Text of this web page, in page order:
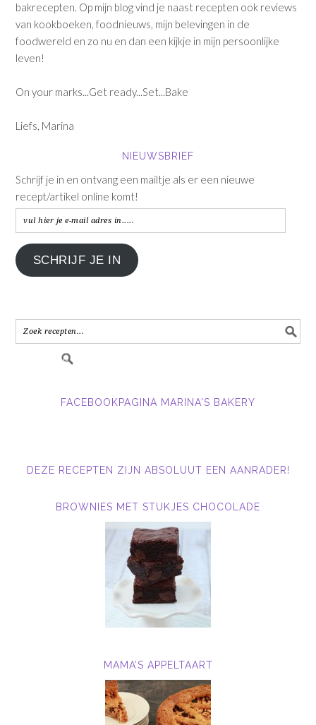
bakrecepten. Op mijn blog vind je naast recepten ook reviews
van kookboeken, foodnieuws, mijn belevingen in de
foodwereld en zo nu en dan een kijkje in mijn persoonlijke
leven!
On your marks...Get ready...Set...Bake
Liefs, Marina
NIEUWSBRIEF
Schrijf je in en ontvang een mailtje als er een nieuwe
recept/artikel online komt!
vul
hier
je
e-
in.....
SCHRIJF JE IN
FACEBOOKPAGINA MARINA'S BAKERY
DEZE RECEPTEN ZIJN ABSOLUUT EEN AANRADER!
BROWNIES MET STUKJES CHOCOLADE
MAMA’S APPELTAART